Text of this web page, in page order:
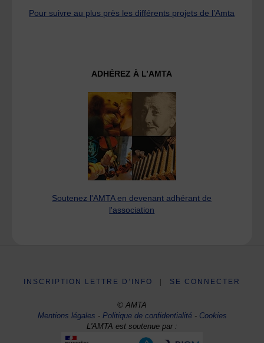
Pour suivre au plus près les différents projets de l’Amta
ADHÉREZ À L’AMTA
Soutenez l'AMTA en devenant adhérant de
l'association
INSCRIPTION LETTRE D’INFO SE CONNECTER
© AMTA
Mentions légales -Politique de confidentialité- Cookies
L'AMTA est soutenue par :